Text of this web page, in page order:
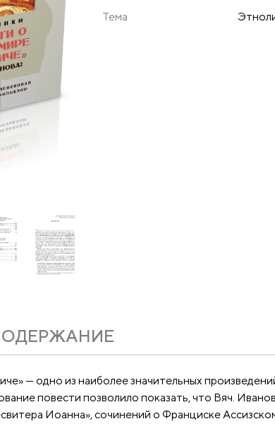
Тема
— одно из наиболее значительных
повести позволило показать, что Вяч.
Иоанна», сочинений о Франциске